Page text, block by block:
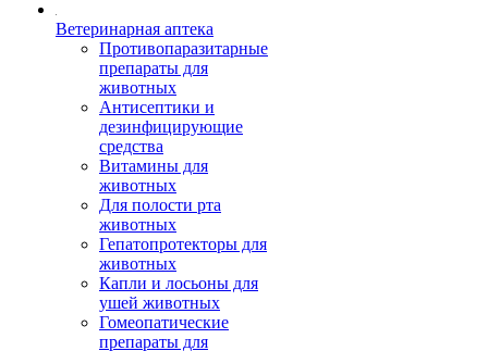
Ветеринарная аптека
Противопаразитарные
препараты для
животных
Антисептики и
дезинфицирующие
средства
Витамины для
животных
Для полости рта
животных
Гепатопротекторы для
животных
Капли и лосьоны для
ушей животных
Гомеопатические
препараты для